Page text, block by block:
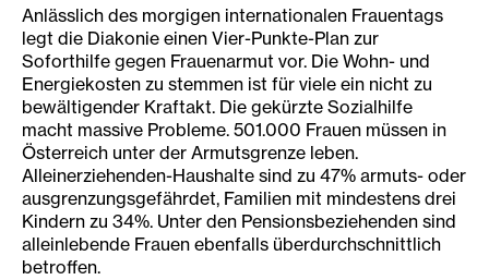
Anlässlich des morgigen internationalen Frauentags
legt die Diakonie einen Vier-Punkte-Plan zur
Soforthilfe gegen Frauenarmut vor. Die Wohn- und
Energiekosten zu stemmen ist für viele ein nicht zu
bewältigender Kraftakt. Die gekürzte Sozialhilfe
macht massive Probleme. 501.000 Frauen müssen in
Österreich unter der Armutsgrenze leben.
Alleinerziehenden-Haushalte sind zu 47% armuts- oder
ausgrenzungsgefährdet, Familien mit mindestens drei
Kindern zu 34%. Unter den Pensionsbeziehenden sind
alleinlebende Frauen ebenfalls überdurchschnittlich
betroffen.